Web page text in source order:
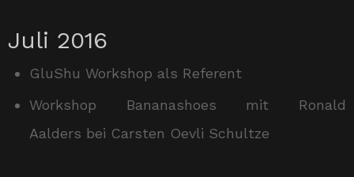
Juli 2016
GluShu Workshop als Referent
Workshop Bananashoes mit Ronald
Aalders bei Carsten Oevli Schultze